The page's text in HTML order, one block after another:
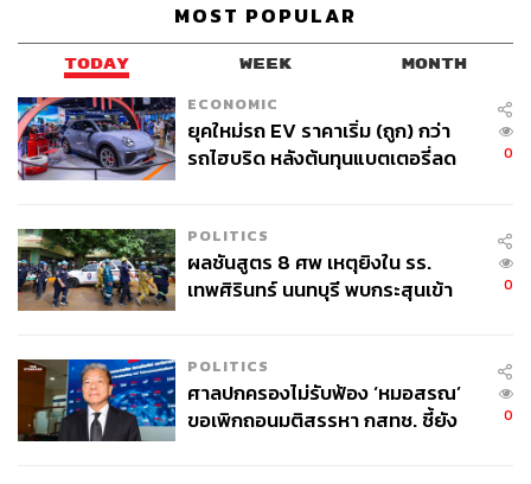
MOST POPULAR
TODAY WEEK MONTH
ECONOMIC
ยุคใหม่รถ EV ราคาเริ่ม (ถูก) กว่า
รถไฮบริด หลังต้นทุนแบตเตอรี่ลด
0
POLITICS
ผลชันสูตร 8 ศพ เหตุยิงใน รร.
เทพศิรินทร์ นนทบุรี พบกระสุนเข้า
0
POLITICS
ศาลปกครองไม่รับฟ้อง ‘หมอสรณ’
ขอเพิกถอนมติสรรหา กสทช. ชี้ยัง
0